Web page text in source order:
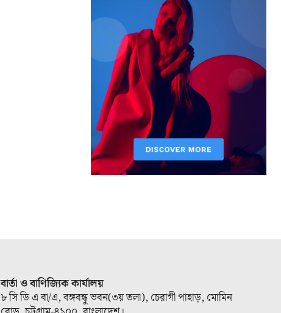
বার্তা ও বাণিজ্যিক কার্যালয়
৮ সি ডি এ বা/এ, বঙ্গবন্ধু ভবন(৩য় তলা), চেরাগী পাহাড়, মোমিন